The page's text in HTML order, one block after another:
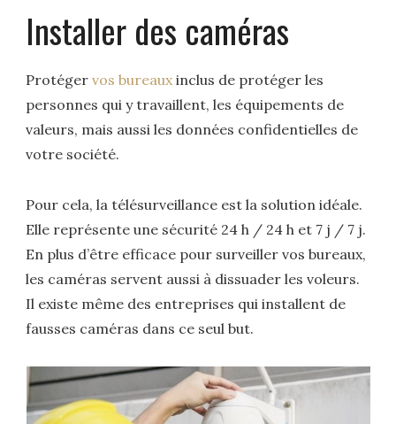
Installer des caméras
Protégervos bureauxinclus de protéger les
personnes qui y travaillent, les équipements de
valeurs, mais aussi les données confidentielles de
votre société.
Pour cela, la télésurveillance est la solution idéale.
Elle représente une sécurité 24 h / 24 h et 7 j / 7 j.
En plus d’être efficace pour surveiller vos bureaux,
les caméras servent aussi à dissuader les voleurs.
Il existe même des entreprises qui installent de
fausses caméras dans ce seul but.